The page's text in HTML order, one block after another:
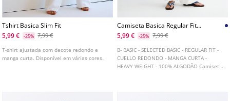
Tshirt Basica Slim Fit
5,99 €
-25% 7,99 €
T-shirt ajustada com decote redondo e
manga curta. Disponível em várias cores.
Camiseta Basica Regular Fit
Heavy Weight As Riscas
L06516568
5,99 € -25% 7,99 €
B- BASIC - SELECTED BASIC - REGULAR FIT -
CUELLO REDONDO - MANGA CURTA -
HEAVY WEIGHT - 100% ALGODÃO Camiseta